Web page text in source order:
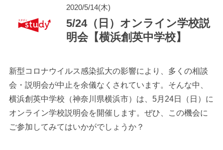
2020/5/14(木)
5/24（日）オンライン学校説
明会【横浜創英中学校】
新型コロナウイルス感染拡大の影響により、多くの相談
会・説明会が中止を余儀なくされています。そんな中、
横浜創英中学校（神奈川県横浜市）は、5月24日（日）に
オンライン学校説明会を開催します。ぜひ、この機会に
ご参加してみてはいかがでしょうか？